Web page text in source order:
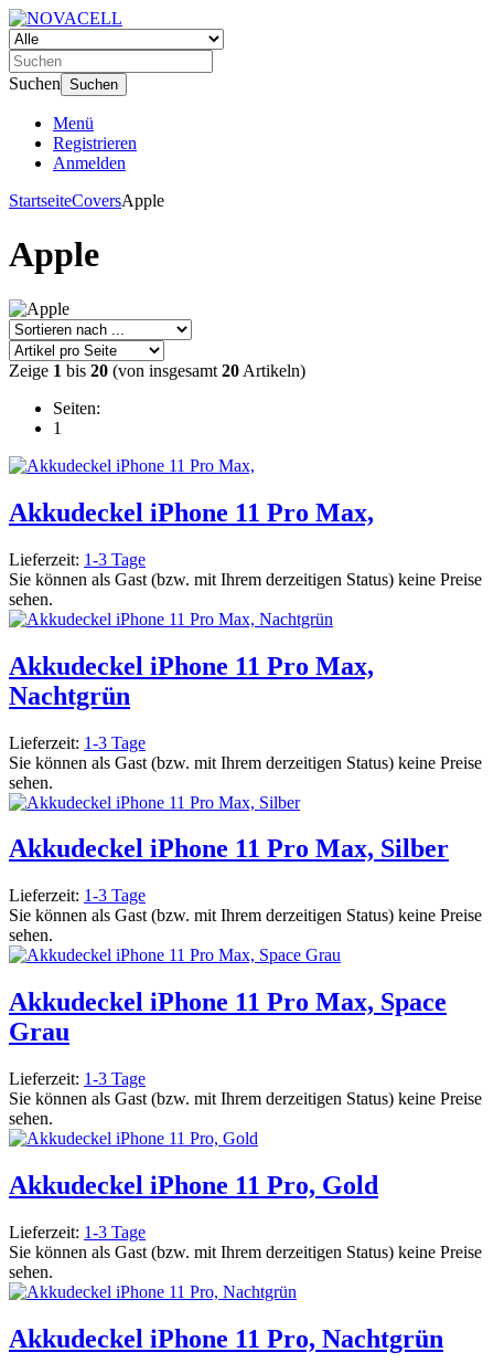
Suchen Suchen
Menü
Registrieren
Anmelden
StartseiteCoversApple
Apple
Zeige 1 bis 20 (von insgesamt 20 Artikeln)
Seiten:
1
Akkudeckel iPhone 11 Pro Max,
Lieferzeit: 1-3 Tage
Sie können als Gast (bzw. mit Ihrem derzeitigen Status) keine Preise
sehen.
Akkudeckel iPhone 11 Pro Max,
Nachtgrün
Lieferzeit: 1-3 Tage
Sie können als Gast (bzw. mit Ihrem derzeitigen Status) keine Preise
sehen.
Akkudeckel iPhone 11 Pro Max, Silber
Lieferzeit: 1-3 Tage
Sie können als Gast (bzw. mit Ihrem derzeitigen Status) keine Preise
sehen.
Akkudeckel iPhone 11 Pro Max, Space
Grau
Lieferzeit: 1-3 Tage
Sie können als Gast (bzw. mit Ihrem derzeitigen Status) keine Preise
sehen.
Akkudeckel iPhone 11 Pro, Gold
Lieferzeit: 1-3 Tage
Sie können als Gast (bzw. mit Ihrem derzeitigen Status) keine Preise
sehen.
Akkudeckel iPhone 11 Pro, Nachtgrün